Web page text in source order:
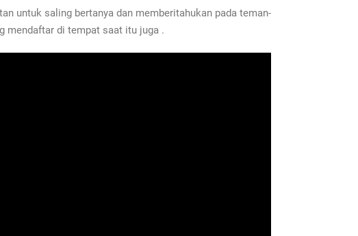
untuk saling bertanya dan memberitahukan pada teman-
mendaftar di tempat saat itu juga .